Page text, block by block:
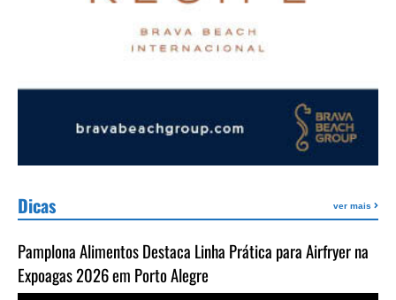
Dicas ver mais
Pamplona Alimentos Destaca Linha Prática para Airfryer na
Expoagas 2026 em Porto Alegre